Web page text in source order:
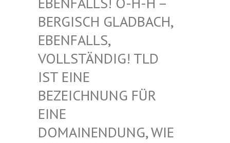
CH GLADBACH, EBENFA
LLS, VOLLST
ÄNDIG! TLD IST EI
NE BEZEIC
HNUNG FÜR EINE D
OMAIN
ENDUNG, WIE .ORG!